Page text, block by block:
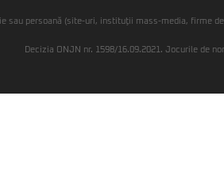
sau persoană (site-uri, instituţii mass-media, firme
Decizia ONJN nr. 1598/16.09.2021. Jocurile de